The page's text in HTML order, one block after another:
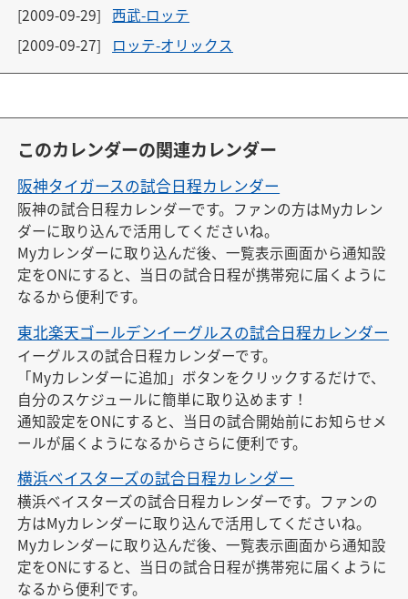
[2009-09-29]
西武-ロッテ
[2009-09-27]
ロッテ-オリックス
このカレンダーの関連カレンダー
阪神タイガースの試合日程カレンダー
阪神の試合日程カレンダーです。ファンの方はMyカレン
ダーに取り込んで活用してくださいね。
Myカレンダーに取り込んだ後、一覧表示画面から通知設
定をONにすると、当日の試合日程が携帯宛に届くように
なるから便利です。
東北楽天ゴールデンイーグルスの試合日程カレンダー
イーグルスの試合日程カレンダーです。
「Myカレンダーに追加」ボタンをクリックするだけで、
自分のスケジュールに簡単に取り込めます！
通知設定をONにすると、当日の試合開始前にお知らせメ
ールが届くようになるからさらに便利です。
横浜ベイスターズの試合日程カレンダー
横浜ベイスターズの試合日程カレンダーです。ファンの
方はMyカレンダーに取り込んで活用してくださいね。
Myカレンダーに取り込んだ後、一覧表示画面から通知設
定をONにすると、当日の試合日程が携帯宛に届くように
なるから便利です。